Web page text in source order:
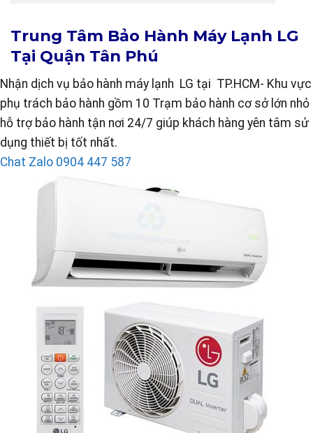
Trung Tâm Bảo Hành Máy Lạnh LG
Tại Quận Tân Phú
Nhận dịch vụ bảo hành máy lạnh LG tại TP.HCM- Khu vực
phụ trách bảo hành gồm 10 Trạm bảo hành cơ sở lớn nhỏ
hỗ trợ bảo hành tận nơi 24/7 giúp khách hàng yên tâm sử
dụng thiết bị tốt nhất.
Chat Zalo 0904 447 587